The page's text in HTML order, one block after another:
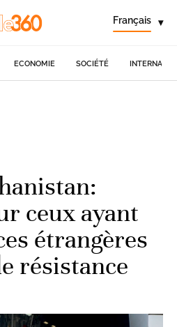
Français ▾
ECONOMIE SOCIÉTÉ
ceux ayant
étrangères
résistance